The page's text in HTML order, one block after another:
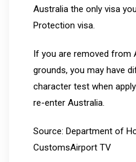
Australia the only visa
Protection visa.
If you are removed from
grounds, you may have
character test when
re-enter Australia.
Source: Department of
CustomsAirport TV